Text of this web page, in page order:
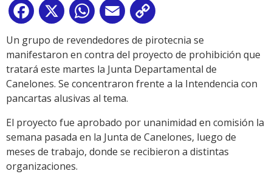
Facebook
X WhatsApp
Email
Link
Un grupo de revendedores de pirotecnia se
manifestaron en contra del proyecto de prohibición que
tratará este martes la Junta Departamental de
Canelones. Se concentraron frente a la Intendencia con
pancartas alusivas al tema.
El proyecto fue aprobado por unanimidad en comisión la
semana pasada en la Junta de Canelones, luego de
meses de trabajo, donde se recibieron a distintas
organizaciones.